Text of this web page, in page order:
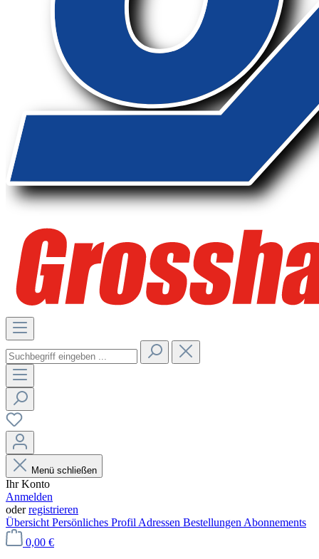
Menü schließen
Ihr Konto
Anmelden
oderregistrieren
Übersicht Persönliches Profil Adressen Bestellungen Abonnements
0,00 €